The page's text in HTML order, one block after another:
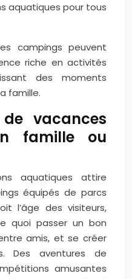
aquatiques pour tous
campings peuvent
riche en activités
des moments
famille.
vacances
famille ou
aquatiques attire
équipés de parcs
l’âge des visiteurs,
quoi passer un bon
amis, et se créer
Des aventures de
amusantes